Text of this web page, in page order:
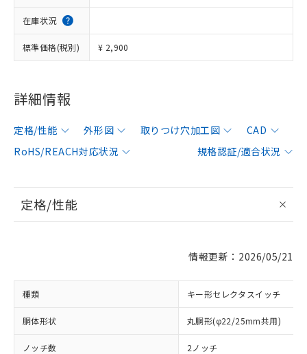
在庫状況
標準価格(税別) ¥ 2,900
詳細情報
定格/性能 外形図 取りつけ穴加工図
CAD
RoHS/REACH対応状況
規格認証/適合状況
定格/性能
情報更新：2026/05/21
種類 キー形セレクタスイッチ
胴体形状 丸胴形(φ22/25mm共用)
ノッチ数 2ノッチ